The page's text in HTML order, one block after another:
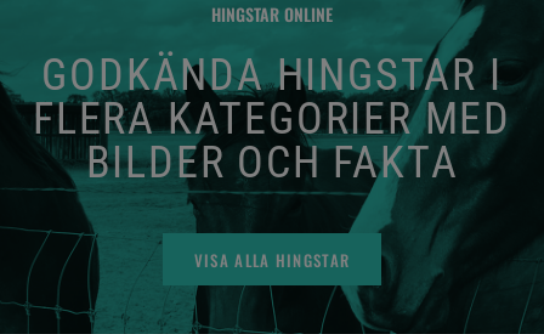
HINGSTAR ONLINE
GODKÄNDA HINGSTAR I
FLERA KATEGORIER MED
BILDER OCH FAKTA
VISA ALLA HINGSTAR